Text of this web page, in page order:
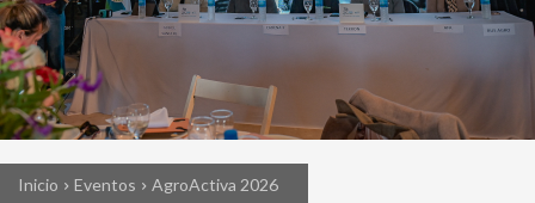
Inicio Eventos AgroActiva 2026